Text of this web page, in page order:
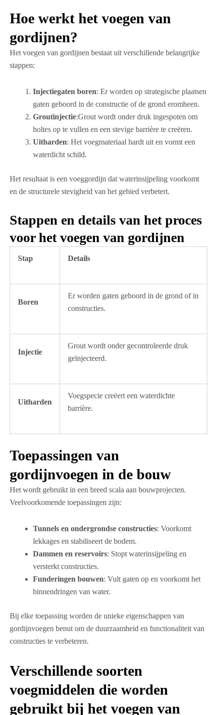
Hoe werkt het voegen van
gordijnen?
Het voegen van gordijnen bestaat uit verschillende belangrijke
stappen:
Injectiegaten boren: Er worden op strategische plaatsen
gaten geboord in de constructie of de grond eromheen.
Groutinjectie:Grout wordt onder druk ingespoten om
holtes op te vullen en een stevige barrière te creëren.
Uitharden: Het voegmateriaal hardt uit en vormt een
waterdicht schild.
Het resultaat is een voeggordijn dat waterinsijpeling voorkomt
en de structurele stevigheid van het gebied verbetert.
Stappen en details van het proces
voor het voegen van gordijnen
Stap Details
Boren
Er worden gaten geboord in de grond of in
constructies.
Injectie
Grout wordt onder gecontroleerde druk
geïnjecteerd.
Uitharden
Voegspecie creëert een waterdichte
barrière.
Toepassingen van
gordijnvoegen in de bouw
Het wordt gebruikt in een breed scala aan bouwprojecten.
Veelvoorkomende toepassingen zijn:
Tunnels en ondergrondse constructies: Voorkomt
lekkages en stabiliseert de bodem.
Dammen en reservoirs: Stopt waterinsijpeling en
versterkt constructies.
Funderingen bouwen: Vult gaten op en voorkomt het
binnendringen van water.
Bij elke toepassing worden de unieke eigenschappen van
gordijnvoegen benut om de duurzaamheid en functionaliteit van
constructies te verbeteren.
Verschillende soorten
voegmiddelen die worden
gebruikt bij het voegen van